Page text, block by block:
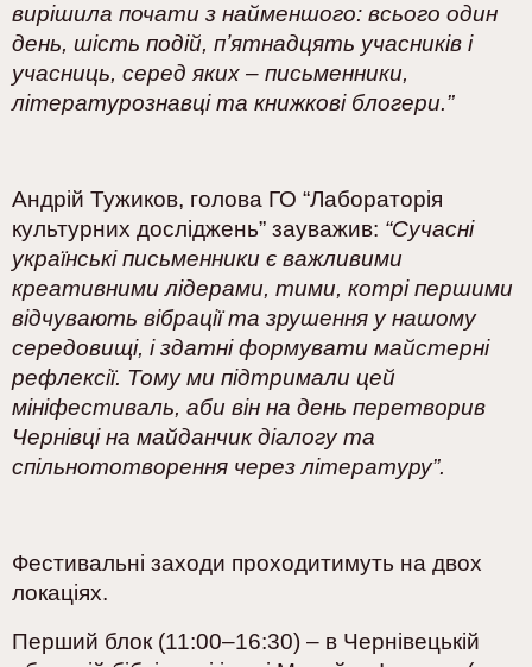
вирішила почати з найменшого: всього один
день, шість подій, пʼятнадцять учасників і
учасниць, серед яких – письменники,
літературознавці та книжкові блогери.”
Андрій Тужиков, голова ГО “Лабораторія
культурних досліджень” зауважив: “Сучасні
українські письменники є важливими
креативними лідерами, тими, котрі першими
відчувають вібрації та зрушення у нашому
середовищі, і здатні формувати майстерні
рефлексії. Тому ми підтримали цей
мініфестиваль, аби він на день перетворив
Чернівці на майданчик діалогу та
спільнототворення через літературу”.
Фестивальні заходи проходитимуть на двох
локаціях.
Перший блок (11:00–16:30) – в Чернівецькій